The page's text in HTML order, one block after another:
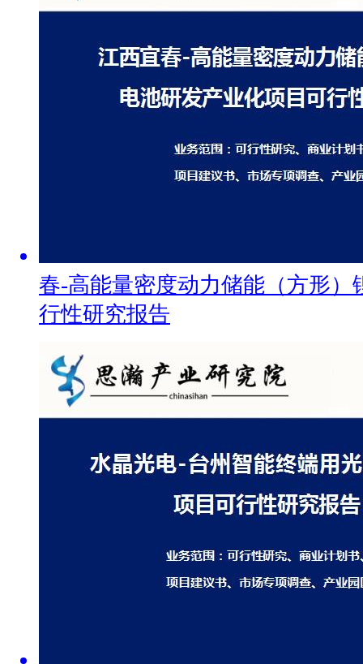
春-高能量密度动力储能（方形）
行性研究报告